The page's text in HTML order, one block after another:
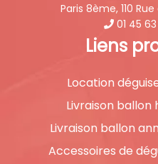
Paris 8ème, 110
01 45 63
Liens
Location
Livraison ballon
Livraison ballon
Accessoires de